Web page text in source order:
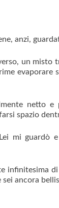
anzi,
un misto
evaporare
netto e
spazio
mi guardò
infinitesima
ancora